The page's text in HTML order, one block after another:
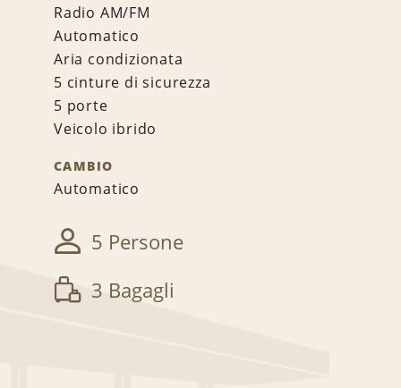
Radio AM/FM
Automatico
Aria condizionata
5 cinture di sicurezza
5 porte
Veicolo ibrido
CAMBIO
Automatico
5 Persone
3 Bagagli